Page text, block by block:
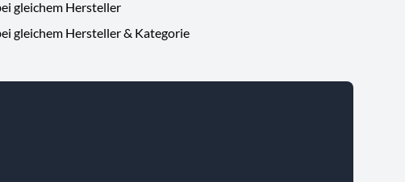
gleichem Hersteller
gleichem Hersteller & Kategorie